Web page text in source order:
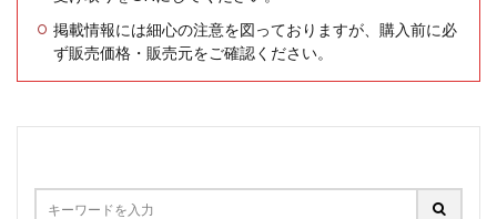
掲載情報には細心の注意を図っておりますが、購入前に必
ず販売価格・販売元をご確認ください。